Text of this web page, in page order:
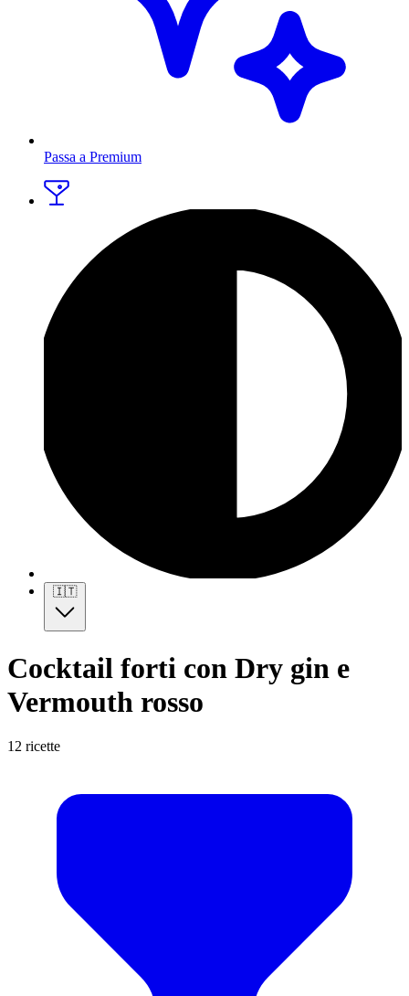
Passa a Premium
🇮🇹
Cocktail forti con Dry gin e
Vermouth rosso
12 ricette